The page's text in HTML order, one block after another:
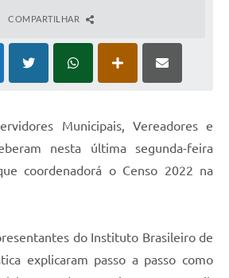
COMPARTILHAR
Municipais, Vereadores e
nesta última segunda-feira
coordenadorá o Censo 2022 na
do Instituto Brasileiro de
explicaram passo a passo como